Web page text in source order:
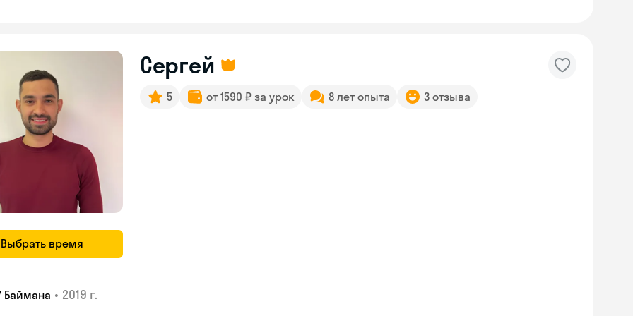
Выбрать время
Сергей
5 от 1590 ₽ за урок 8 лет опыта 3 отзыва
Баймана • 2019 г.